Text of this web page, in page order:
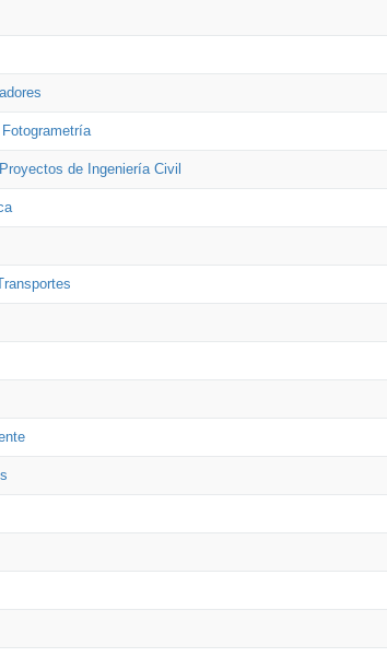
de Ingeniería Civil